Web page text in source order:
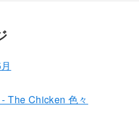
The Chicken 色々